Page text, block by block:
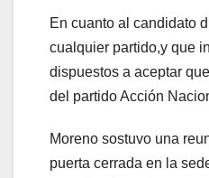
En cuanto al candidato
cualquier partido,y que
dispuestos a aceptar
del partido Acción
Moreno sostuvo una
puerta cerrada en la